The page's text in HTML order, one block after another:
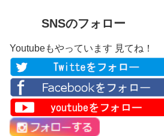
SNSのフォロー
Youtubeもやっています 見てね！